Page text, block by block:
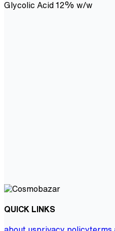
Glycolic Acid 12% w/w
QUICK LINKS